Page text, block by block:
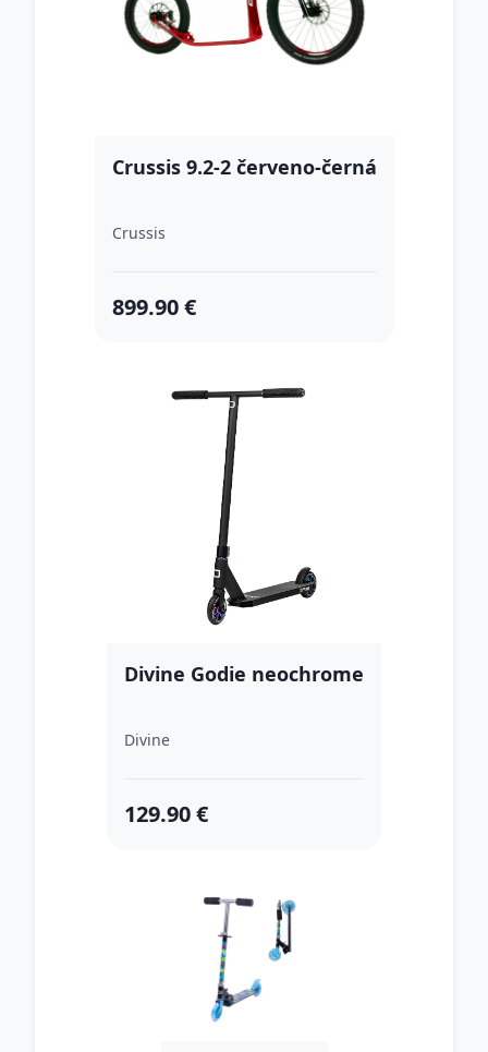
Crussis 9.2-2 červeno-černá
Crussis
899.90 €
Divine Godie neochrome
Divine
129.90 €